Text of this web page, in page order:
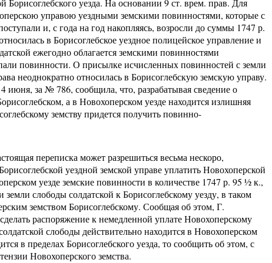
управою уездными земскими повинностями, которые с
и, с года на год накопляясь, возросли до суммы 1747 р.
в Борисоглебское уездное полицейское управление и
ежегодно облагается земскими повинностями
повинности. О присылке исчисленных повинностей с земли
неоднократно относилась в Борисоглебскую земскую управу.
июня, за № 786, сообщила, что, разрабатывая сведение о
а в Новохоперском уезде находится излишняя
земству придется получить повинно-
переписка может разрешиться весьма нескоро,
уездной земской управе уплатить Новохоперской
уезде земские повинности в количестве 1747 р. 95 ½ к.,
слободы солдатской к Борисоглебскому уезду, в таком
земством Борисоглебскому. Сообщая об этом, Г.
распоряжение к немедленной уплате Новохоперскому
слободы действительно находится в Новохоперском
в пределах Борисоглебского уезда, то сообщить об этом, с
Новохоперского земства.